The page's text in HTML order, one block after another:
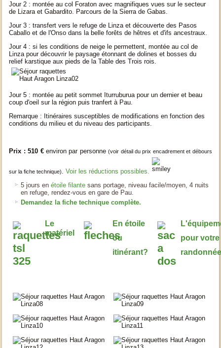
Jour 2 : montée au col Foraton avec magnifiques vues sur le secteur
de Lizara et Gabardito. Parcours de la Sierra de Gabas.
Jour 3 : transfert vers le refuge de Linza et découverte des Pasos
Caballo et de l'Onso dans la belle forêts de hêtres et d'ifs ancestraux.
Jour 4 : si les conditions de neige le permettent, montée au col de
Linza pour découvrir le paysage étonnant de dolines et bosses du
relief karstique aux pieds de la Table des Trois rois.
Jour 5 : montée au petit sommet Iturruburua pour un dernier et beau
coup d'oeil sur la région puis tranfert à Pau.
Remarque : Itinéraires susceptibles de modifications en fonction des
conditions du milieu et du niveau des participants.
Prix : 510 €environ par personne(voir détail du prix encadrement et débours
sur la fiche technique).Voir les réductions possibles.
5 jours enétoile filante sans portage, niveau facile/moyen, 4 nuits
en refuge, rendez-vous en gare de Pau.
Demandez la fiche technique complète.
Le
matériel
En étoile
ou
itinérant?
pour votre